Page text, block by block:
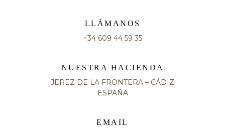
LLÁMANOS
+34 609 44 59 35
NUESTRA HACIENDA
JEREZ DE LA FRONTERA – CÁDIZ
ESPAÑA
EMAIL